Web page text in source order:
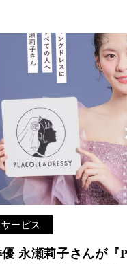
サービス
優 永瀬莉子さんが『